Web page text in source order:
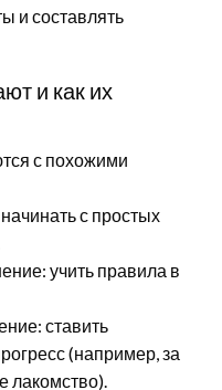
и составлять
и как их
с похожими
с простых
учить правила в
ставить
(например, за
лакомство).